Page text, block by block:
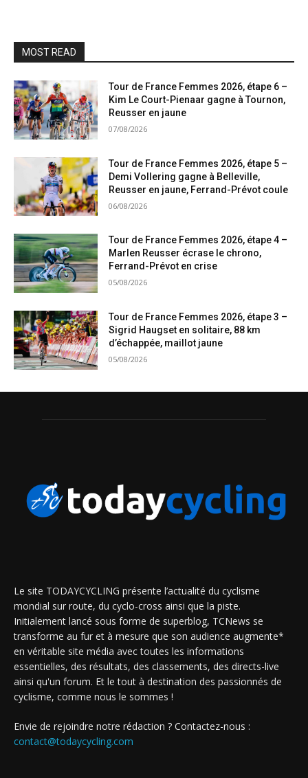
MOST READ
Tour de France Femmes 2026, étape 6 –
Kim Le Court-Pienaar gagne à Tournon,
Reusser en jaune
07/08/2026
Tour de France Femmes 2026, étape 5 –
Demi Vollering gagne à Belleville,
Reusser en jaune, Ferrand-Prévot coule
06/08/2026
Tour de France Femmes 2026, étape 4 –
Marlen Reusser écrase le chrono,
Ferrand-Prévot en crise
05/08/2026
Tour de France Femmes 2026, étape 3 –
Sigrid Haugset en solitaire, 88 km
d’échappée, maillot jaune
05/08/2026
Le site TODAYCYCLING présente l’actualité du cyclisme
mondial sur route, du cyclo-cross ainsi que la piste.
Initialement lancé sous forme de superblog, TCNews se
transforme au fur et à mesure que son audience augmente*
en véritable site média avec toutes les informations
essentielles, des résultats, des classements, des directs-live
ainsi qu'un forum. Et le tout à destination des passionnés de
cyclisme, comme nous le sommes !
Envie de rejoindre notre rédaction ? Contactez-nous :
contact@todaycycling.com